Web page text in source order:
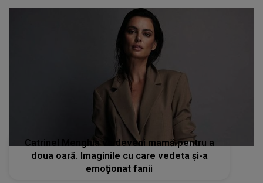
Catrinel Menghia va deveni mamă pentru a
doua oară. Imaginile cu care vedeta şi-a
emoţionat fanii